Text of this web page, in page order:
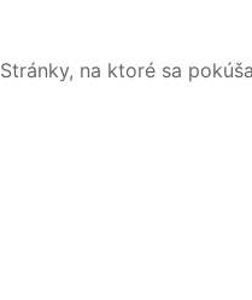
Stránky, na ktoré sa